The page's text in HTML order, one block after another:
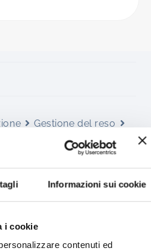
Informazioni sui cookie
i cookie
contenuti ed
Gestione del reso
UN